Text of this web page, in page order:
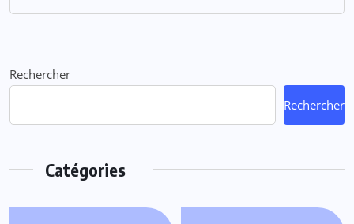
Rechercher
Rechercher
Catégories